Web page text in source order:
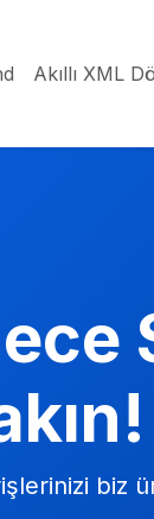
Akıllı XML
biz